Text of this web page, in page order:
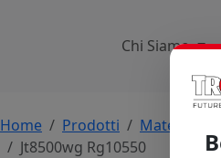
Chi Siamo
Home Prodotti Materiali Di
Jt8500wg Rg10550